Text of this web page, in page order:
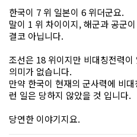
한국이 7 위 일본이 6 위더군요.
말이 1 위 차이이지, 해군과 공군
결코 아닙니다.
조선은 18 위이지만 비대칭전력
의미가 없습니다.
만약 한국이 현재의 군사력에 비
런 일은 당하지 않았을 것 입니다.
당연한 이야기지요.